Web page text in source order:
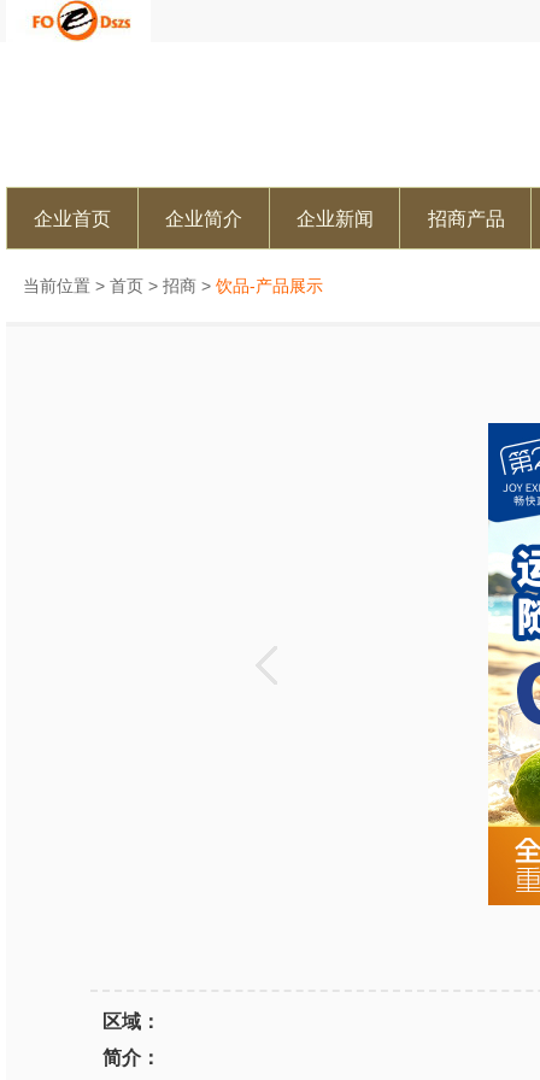
企业首页 企业简介 企业新闻 招商产品
当前位置 > 首页 > 招商 > 饮品-产品展示
区域：
简介：